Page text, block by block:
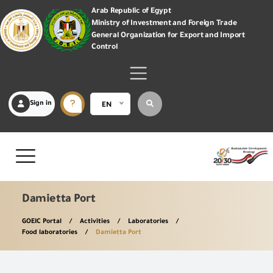
Arab Republic of Egypt
Ministry of Investment and Foreign Trade
General Organization for Export and Import
Control
Sign in EN
Damietta Port
GOEIC Portal Activities
Laboratories
Food laboratories
Damietta Port